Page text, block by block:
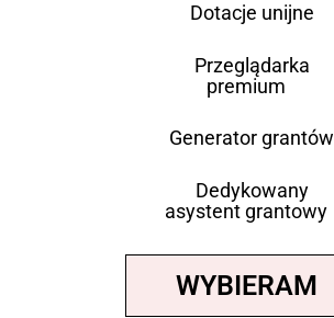
Dotacje unijne
Przeglądarka
premium
Generator grantów
Dedykowany
asystent grantowy
WYBIERAM